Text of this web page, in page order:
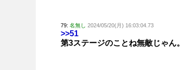
79: 名無し 2024/05/20(月) 16:03:04.73
>>51
第3ステージのことね無敵じゃん